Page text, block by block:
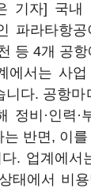
기자] 국내
파라타항
등 4개 공
에서는 사
다. 공항마
정비·인력
반면, 이
. 업계에서
태에서 비